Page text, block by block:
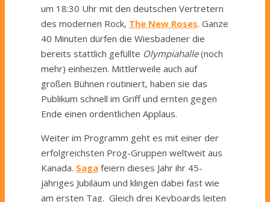
um 18:30 Uhr mit den deutschen Vertretern
des modernen Rock, The New Roses. Ganze
40 Minuten dürfen die Wiesbadener die
bereits stattlich gefüllte Olympiahalle(noch
mehr) einheizen. Mittlerweile auch auf
großen Bühnen routiniert, haben sie das
Publikum schnell im Griff und ernten gegen
Ende einen ordentlichen Applaus.
Weiter im Programm geht es mit einer der
erfolgreichsten Prog-Gruppen weltweit aus
Kanada. Saga feiern dieses Jahr ihr 45-
jähriges Jubiläum und klingen dabei fast wie
am ersten Tag. Gleich drei Keyboards leiten